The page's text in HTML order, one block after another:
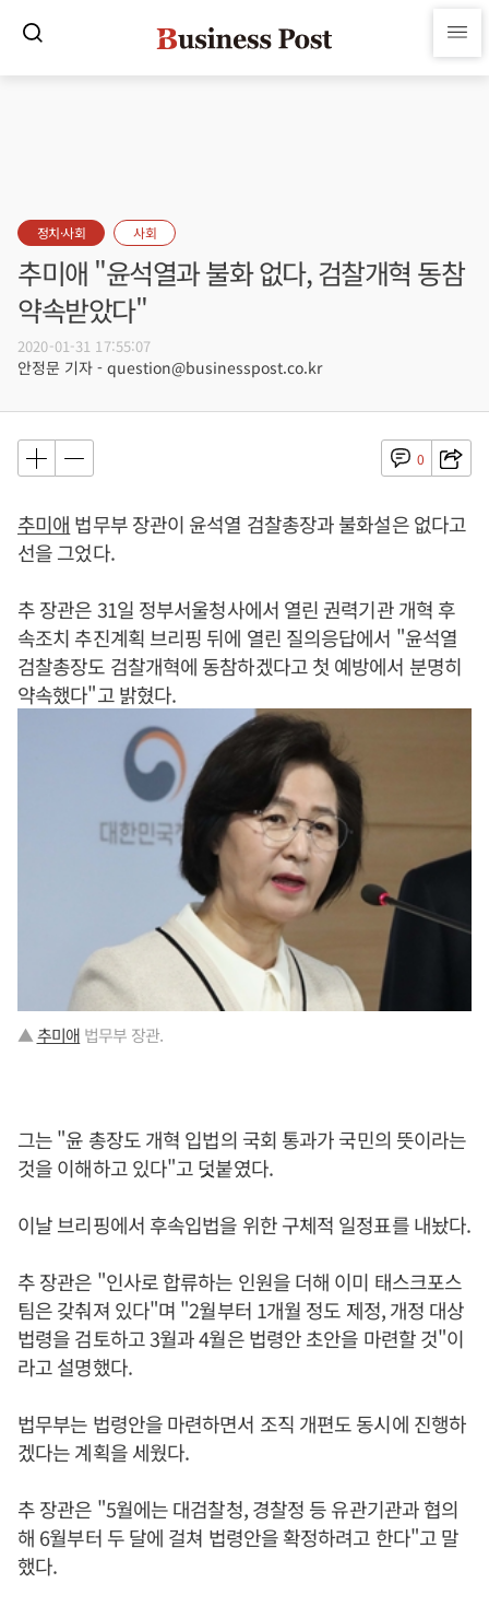
정치·사회 사회
추미애 "윤석열과 불화 없다, 검찰개혁 동참
약속받았다"
2020-01-31 17:55:07
안정문 기자 - question@businesspost.co.kr
0
추미애 법무부 장관이 윤석열 검찰총장과 불화설은 없다고
선을 그었다.
추 장관은 31일 정부서울청사에서 열린 권력기관 개혁 후
속조치 추진계획 브리핑 뒤에 열린 질의응답에서 "윤석열
검찰총장도 검찰개혁에 동참하겠다고 첫 예방에서 분명히
약속했다"고 밝혔다.
▲추미애 법무부 장관.
그는 "윤 총장도 개혁 입법의 국회 통과가 국민의 뜻이라는
것을 이해하고 있다"고 덧붙였다.
이날 브리핑에서 후속입법을 위한 구체적 일정표를 내놨다.
추 장관은 "인사로 합류하는 인원을 더해 이미 태스크포스
팀은 갖춰져 있다"며 "2월부터 1개월 정도 제정, 개정 대상
법령을 검토하고 3월과 4월은 법령안 초안을 마련할 것"이
라고 설명했다.
법무부는 법령안을 마련하면서 조직 개편도 동시에 진행하
겠다는 계획을 세웠다.
추 장관은 "5월에는 대검찰청, 경찰정 등 유관기관과 협의
해 6월부터 두 달에 걸쳐 법령안을 확정하려고 한다"고 말
했다.